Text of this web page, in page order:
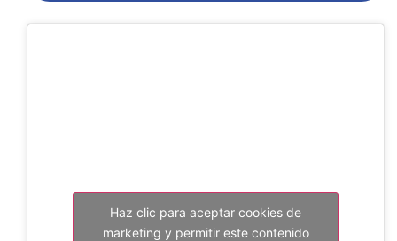
Haz clic para aceptar cookies de
marketing y permitir este contenido